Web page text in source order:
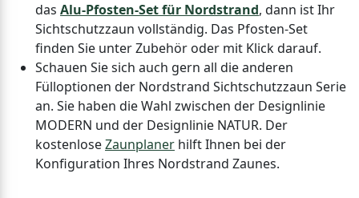
das Alu-Pfosten-Set für Nordstrand, dann ist Ihr
Sichtschutzzaun vollständig. Das Pfosten-Set
finden Sie unter Zubehör oder mit Klick darauf.
Schauen Sie sich auch gern all die anderen
Fülloptionen der Nordstrand Sichtschutzzaun Serie
an. Sie haben die Wahl zwischen der Designlinie
MODERN und der Designlinie NATUR. Der
kostenloseZaunplaner hilft Ihnen bei der
Konfiguration Ihres Nordstrand Zaunes.